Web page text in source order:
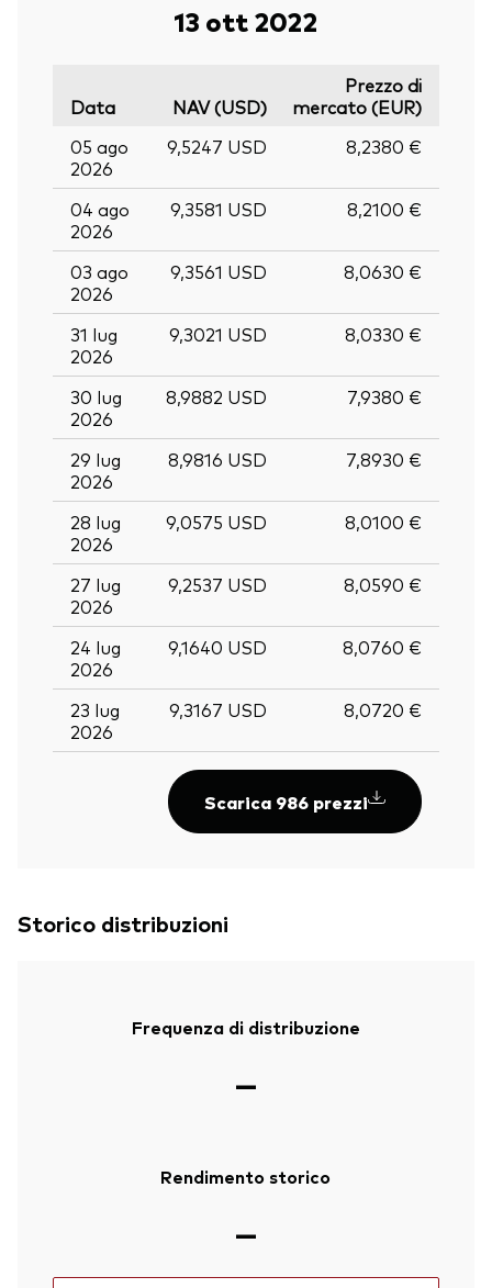
13 ott 2022
Data NAV (USD)
Prezzo di
mercato (EUR)
05 ago
2026
9,5247 USD 8,2380 €
04 ago
2026
9,3581 USD 8,2100 €
03 ago
2026
9,3561 USD 8,0630 €
31 lug
2026
9,3021 USD 8,0330 €
30 lug
2026
8,9882 USD 7,9380 €
29 lug
2026
8,9816 USD 7,8930 €
28 lug
2026
9,0575 USD 8,0100 €
27 lug
2026
9,2537 USD 8,0590 €
24 lug
2026
9,1640 USD 8,0760 €
23 lug
2026
9,3167 USD 8,0720 €
Scarica 986 prezzi
Storico distribuzioni
Frequenza di distribuzione
—
Rendimento storico
—